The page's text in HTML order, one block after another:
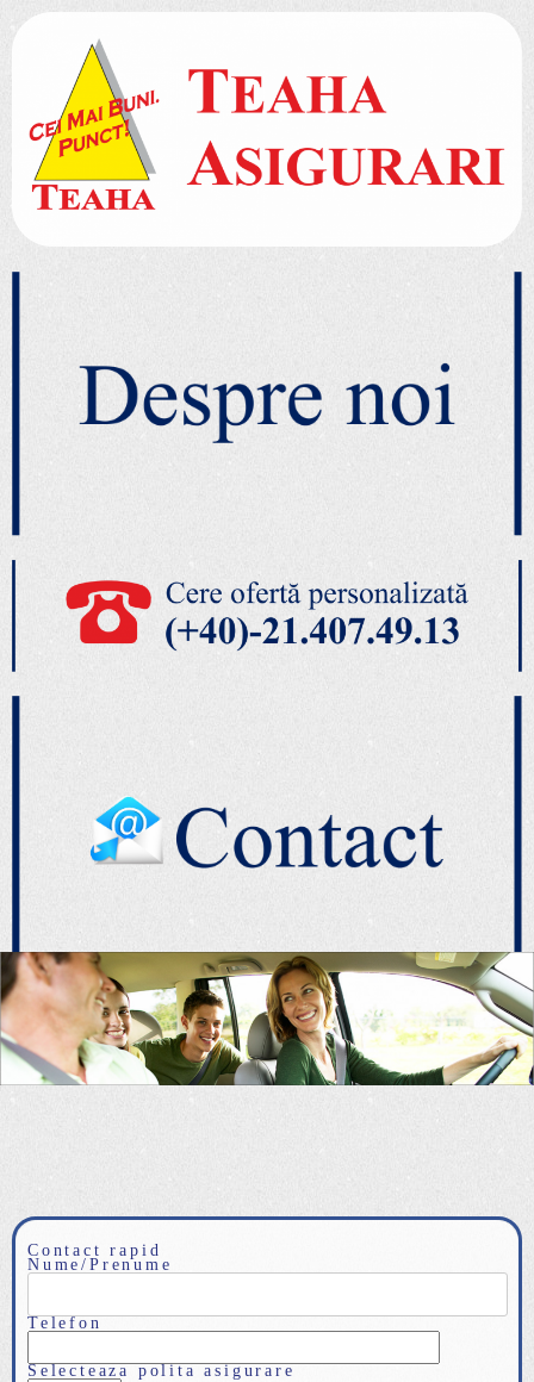
Contact rapid
Nume/Prenume
Telefon
Selecteaza polita asigurare